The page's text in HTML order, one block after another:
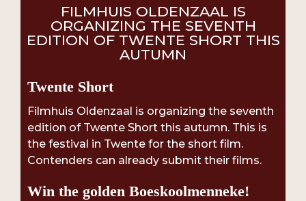
FILMHUIS OLDENZAAL IS
ORGANIZING THE SEVENTH
EDITION OF TWENTE SHORT THIS
AUTUMN
Twente Short
Filmhuis Oldenzaal is organizing the seventh
edition of Twente Short this autumn. This is
the festival in Twente for the short film.
Contenders can already submit their films.
Win the golden Boeskoolmenneke!